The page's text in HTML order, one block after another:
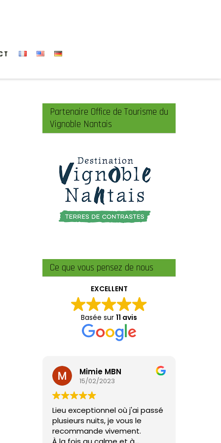
Partenaire Office de Tourisme du
Vignoble Nantais
Ce que vous pensez de nous
EXCELLENT
Basée sur 11 avis
Mimie MBN
15/02/2023
Lieu exceptionnel où j'ai passé
plusieurs nuits, je vous le
recommande vivement.